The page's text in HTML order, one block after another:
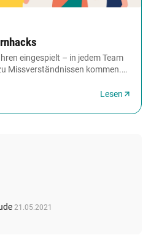
eingespielt – in jedem Team
Missverständnissen kommen.
Lesen
21.05.2021